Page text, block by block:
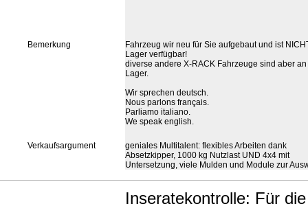
Bemerkung
Fahrzeug wir neu für Sie aufgebaut und ist
Lager verfügbar!
diverse andere X-RACK Fahrzeuge sind aber an
Lager.
Wir sprechen deutsch.
Nous parlons français.
Parliamo italiano.
We speak english.
Verkaufsargument
geniales Multitalent: flexibles Arbeiten dank
Absetzkipper, 1000 kg Nutzlast UND 4x4 mit
Untersetzung, viele Mulden und Module zur
Inseratekontrolle: Für